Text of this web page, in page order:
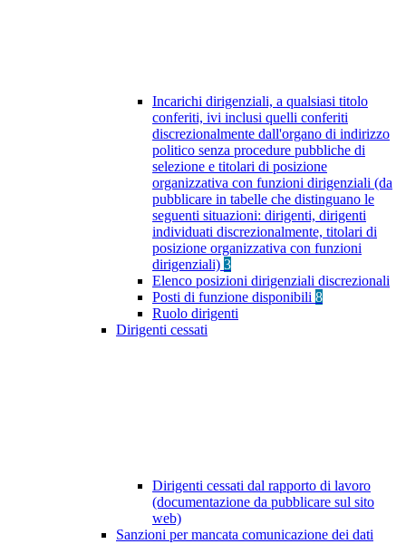
Incarichi dirigenziali, a qualsiasi titolo
conferiti, ivi inclusi quelli conferiti
discrezionalmente dall'organo di indirizzo
politico senza procedure pubbliche di
selezione e titolari di posizione
organizzativa con funzioni dirigenziali (da
pubblicare in tabelle che distinguano le
seguenti situazioni: dirigenti, dirigenti
individuati discrezionalmente, titolari di
posizione organizzativa con funzioni
dirigenziali) 3
Elenco posizioni dirigenziali discrezionali
Posti di funzione disponibili 8
Ruolo dirigenti
Dirigenti cessati
Dirigenti cessati dal rapporto di lavoro
(documentazione da pubblicare sul sito
web)
Sanzioni per mancata comunicazione dei dati